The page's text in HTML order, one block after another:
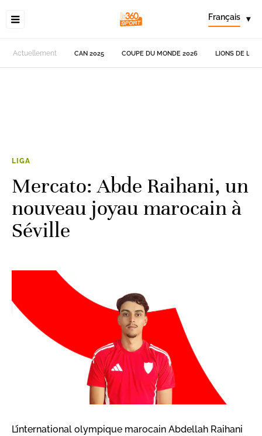
Français ▾
Actuellement CAN 2025 COUPE DU MONDE 2026 LIONS DE
LIGA
Mercato: Abde Raihani, un
nouveau joyau marocain à
Séville
L’international olympique marocain Abdellah Raihani